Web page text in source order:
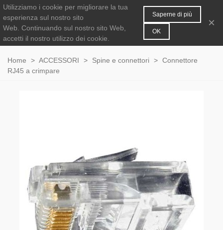
0
Home > ACCESSORI > Spine e connettori > Connettore
RJ45 a crimpare
Utilizziamo i cookie per migliorare la tua
esperienza sul nostro sito
Web. Continuando sul nostro sito Web,
accetti il nostro utilizzo dei cookie.
Saperne di più
OK
×